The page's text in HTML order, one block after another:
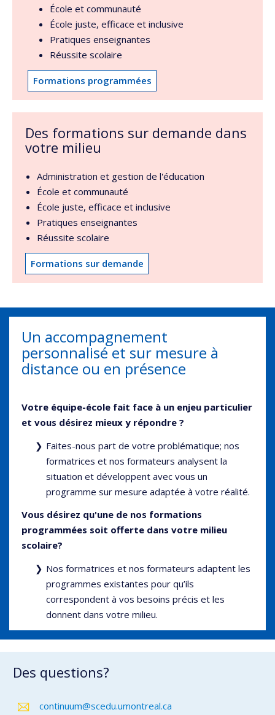
École et communauté
École juste, efficace et inclusive
Pratiques enseignantes
Réussite scolaire
Formations programmées
Des formations sur demande dans
votre milieu
Administration et gestion de l'éducation
École et communauté
École juste, efficace et inclusive
Pratiques enseignantes
Réussite scolaire
Formations sur demande
Un accompagnement
personnalisé et sur mesure à
distance ou en présence
Votre équipe-école fait face à un enjeu particulier
et vous désirez mieux y répondre ?
Faites-nous part de votre problématique; nos
formatrices et nos formateurs analysent la
situation et développent avec vous un
programme sur mesure adaptée à votre réalité.
Vous désirez qu'une de nos formations
programmées soit offerte dans votre milieu
scolaire?
Nos formatrices et nos formateurs adaptent les
programmes existantes pour qu’ils
correspondent à vos besoins précis et les
donnent dans votre milieu.
Des questions?
continuum@scedu.umontreal.ca